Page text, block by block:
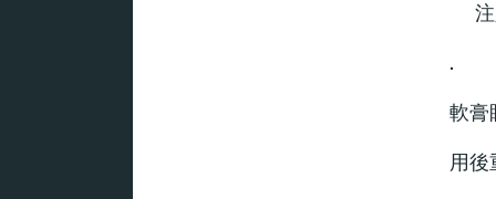
注
.
軟膏
用後